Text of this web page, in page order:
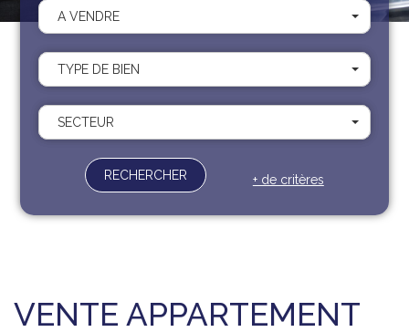
Nous trouver
Recrutement
Contact
Documents
A VENDRE
TYPE DE BIEN
SECTEUR
RECHERCHER + de critères
VENTE APPARTEMENT